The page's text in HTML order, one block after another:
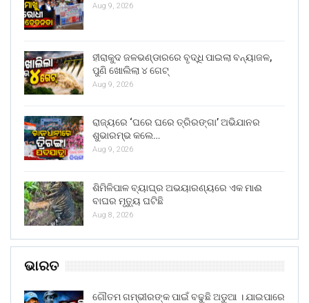
Aug 9, 2026
ହୀରାକୁଦ ଜଳଭଣ୍ଡାରରେ ବୃଦ୍ଧି ପାଇଲା ବନ୍ୟାଜଳ,
ପୁଣି ଖୋଲିଲା ୪ ଗେଟ୍
Aug 9, 2026
ରାଜ୍ୟରେ ‘ଘରେ ଘରେ ତ୍ରିରଙ୍ଗା’ ଅଭିଯାନର
ଶୁଭାରମ୍ଭ କଲେ…
Aug 9, 2026
ଶିମିଳିପାଳ ବ୍ୟାଘ୍ର ଅଭୟାରଣ୍ୟରେ ଏକ ମାଈ
ବାଘର ମୃତ୍ୟୁ ଘଟିଛି
Aug 8, 2026
ଭାରତ
ଗୌତମ ଗମ୍ଭୀରଙ୍କ ପାଇଁ ବଢୁଛି ଅଡୁଆ । ଯାଇପାରେ